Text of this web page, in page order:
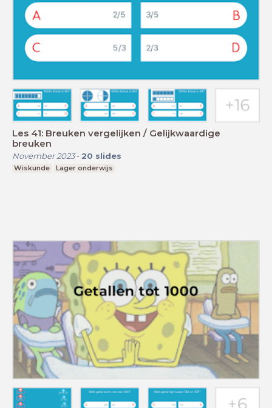
Les 41: Breuken vergelijken / Gelijkwaardige
breuken
November 2023- 20 slides
Wiskunde Lager onderwijs